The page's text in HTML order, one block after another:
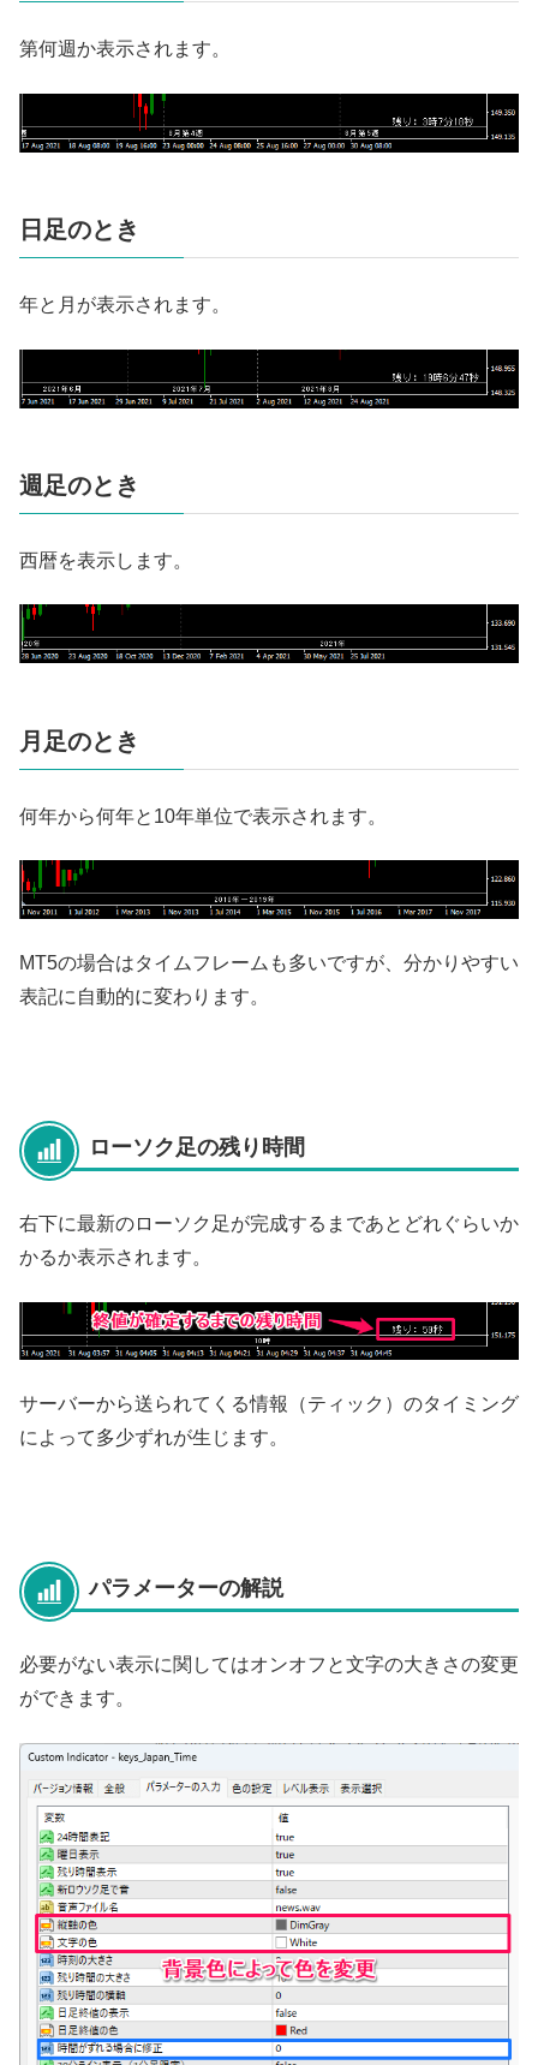
第何週か表示されます。
日足のとき
年と月が表示されます。
週足のとき
西暦を表示します。
月足のとき
何年から何年と10年単位で表示されます。
MT5の場合はタイムフレームも多いですが、分かりやすい
表記に自動的に変わります。
ローソク足の残り時間
右下に最新のローソク足が完成するまであとどれぐらいか
かるか表示されます。
サーバーから送られてくる情報（ティック）のタイミング
によって多少ずれが生じます。
パラメーターの解説
必要がない表示に関してはオンオフと文字の大きさの変更
ができます。